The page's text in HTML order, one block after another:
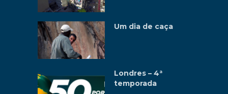
Um dia de caça
Londres – 4ª
temporada